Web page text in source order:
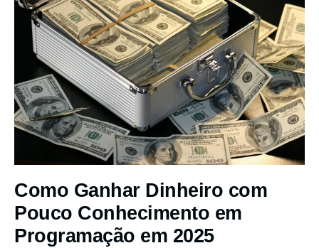
Como Ganhar Dinheiro com
Pouco Conhecimento em
Programação em 2025